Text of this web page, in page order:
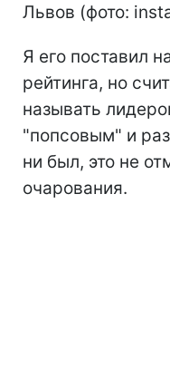
Львов (фото:
Я его поставил
рейтинга, но
называть
"попсовым" и
ни был, это не
очарования.